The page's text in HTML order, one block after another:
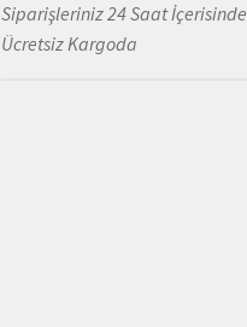
Siparişleriniz 24 Saat İçerisinde
Ücretsiz Kargoda